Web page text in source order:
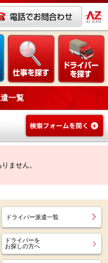
一覧
ません。
ドライバー派遣一覧
ドライバーを
お探しの方へ